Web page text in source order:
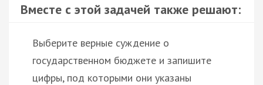
Вместе с этой задачей также решают:
Выберите верные суждение о
государственном бюджете и запишите
цифры, под которыми они указаны